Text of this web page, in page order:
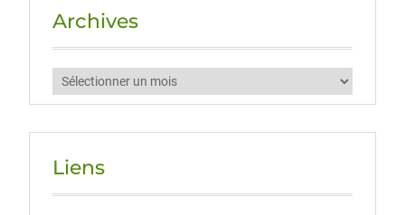
Archives
Archives
Liens